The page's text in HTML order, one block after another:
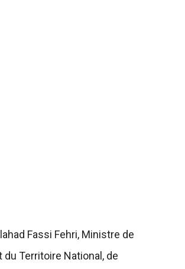
Fassi Fehri, Ministre de
du Territoire National, de